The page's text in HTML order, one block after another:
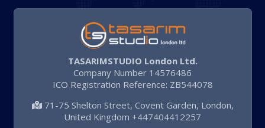
TASARIMSTUDIO London Ltd.
Company Number 14576486
ICO Registration Reference: ZB544078
71-75 Shelton Street, Covent Garden, London,
United Kingdom +447404412257